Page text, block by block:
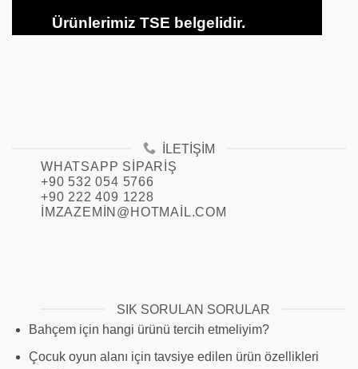
Ürünlerimiz TSE belgelidir.
İLETIŞIM
WHATSAPP SIPARIŞ
+90 532 054 5766
+90 222 409 1228
IMZAZEMIN@HOTMAIL.COM
SIK SORULAN SORULAR
Bahçem için hangi ürünü tercih etmeliyim?
Çocuk oyun alanı için tavsiye edilen ürün özellikleri